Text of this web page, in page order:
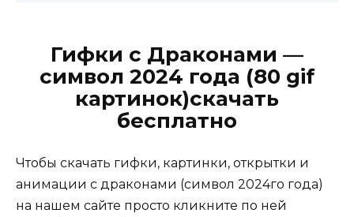
Гифки с Драконами —
символ 2024 года (80 gif
картинок)скачать
бесплатно
Чтобы скачать гифки, картинки, открытки и
анимации с драконами (символ 2024го года)
на нашем сайте просто кликните по ней